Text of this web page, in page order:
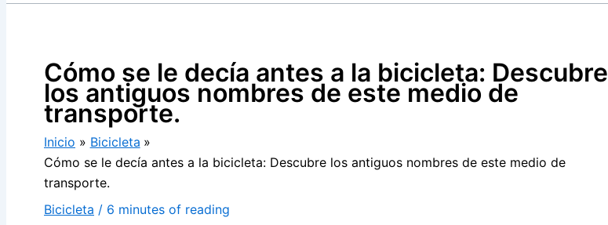
Cómo se le decía antes a la bicicleta: Descubre
los antiguos nombres de este medio de
transporte.
Inicio
Bicicleta
Cómo se le decía antes a la bicicleta: Descubre los antiguos nombres de este medio de
transporte.
Bicicleta / 6 minutes of reading